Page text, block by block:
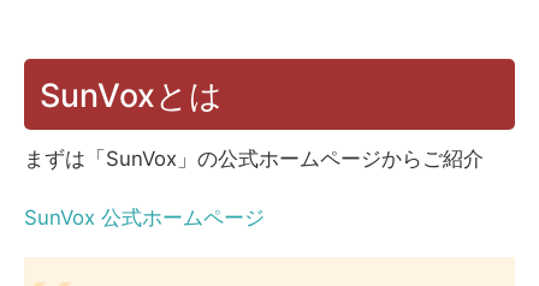
SunVoxとは
まずは「SunVox」の公式ホームページからご紹介
SunVox 公式ホームページ